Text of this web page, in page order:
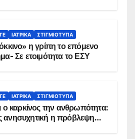
ΙΑΤΡΙΚΆ ΣΤΙΓΜΙΌΤΥΠΑ
η γρίπη το επόμενο
Σε ετοιμότητα το ΕΣΥ
ΙΑΤΡΙΚΆ ΣΤΙΓΜΙΌΤΥΠΑ
ο καρκίνος την ανθρωπότητα:
η πρόβλεψη…